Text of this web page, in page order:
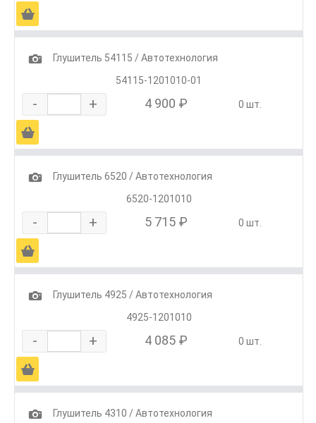
Ä
1
Глушитель 54115 / Автотехнология
54115-1201010-01
- + 4 900 ₽ 0 шт.
Ä
1
Глушитель 6520 / Автотехнология
6520-1201010
- + 5 715 ₽ 0 шт.
Ä
1
Глушитель 4925 / Автотехнология
4925-1201010
- + 4 085 ₽ 0 шт.
Ä
1
Глушитель 4310 / Автотехнология